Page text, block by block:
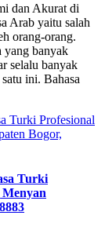
dan Akurat di
Arab yaitu salah
orang-orang.
yang banyak
selalu banyak
ini. Bahasa
Turki